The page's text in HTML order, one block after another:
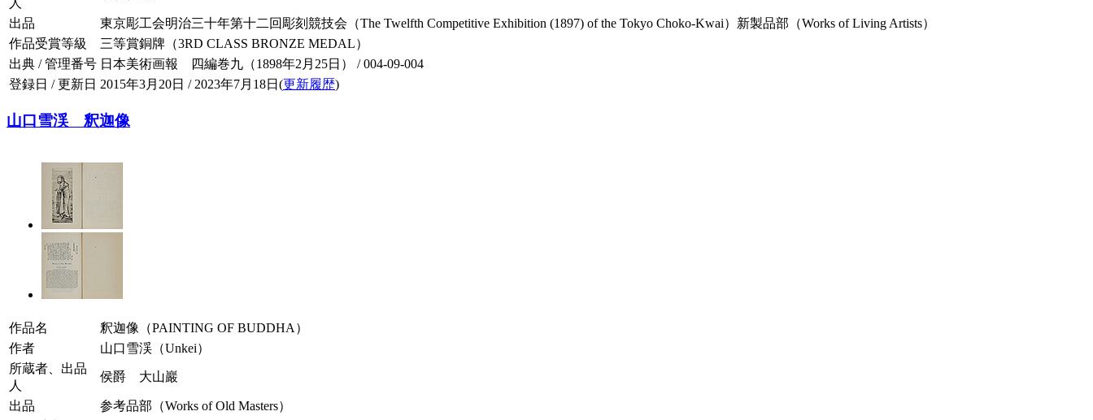
出品
東京彫工会明治三十年第十二回彫刻競技会（The Twelfth Competitive Exhibition (1897) of the Tokyo Choko-Kwai）新製品部（Works of Living Artists）
作品受賞等級
三等賞銅牌（3RD CLASS BRONZE MEDAL）
出典 / 管理番号 日本美術画報 四編巻九（1898年2月25日） / 004-09-004
登録日 / 更新日 2015年3月20日 / 2023年7月18日(更新履歴)
山口雪渓 釈迦像
作品名
釈迦像（PAINTING OF BUDDHA）
作者
山口雪渓（Unkei）
所蔵者、出品
人
侯爵 大山巖
出品
参考品部（Works of Old Masters）